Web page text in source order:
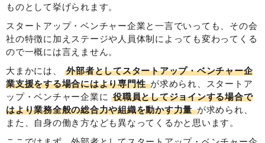
ものとして挙げられます。
スタートアップ・ベンチャー企業と一言でいっても、その会
社の特徴に加えステージや人員体制によっても変わってくる
ので一概には言えません。
大まかには、外部者としてスタートアップ・ベンチャー企
業支援をする場合にはより専門性 が求められ、スタートア
ップ・ベンチャー企業に 役職員としてジョインする場合で
はより業務全般の総合力や組織を動かす力量が求められ、
また、自身の働き方なども異なってくるかと思います。